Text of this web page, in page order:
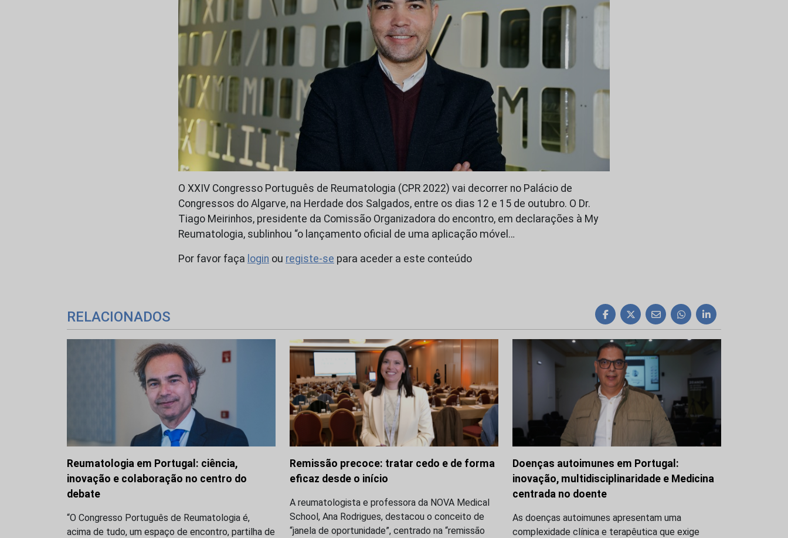
O XXIV Congresso Português de Reumatologia (CPR 2022) vai decorrer no Palácio de
Congressos do Algarve, na Herdade dos Salgados, entre os dias 12 e 15 de outubro. O Dr.
Tiago Meirinhos, presidente da Comissão Organizadora do encontro, em declarações à My
Reumatologia, sublinhou “o lançamento oficial de uma aplicação móvel…
Por favor faça login ou registe-se para aceder a este conteúdo
RELACIONADOS
Reumatologia em Portugal: ciência,
inovação e colaboração no centro do
debate
“O Congresso Português de Reumatologia é,
acima de tudo, um espaço de encontro, partilha de
Remissão precoce: tratar cedo e de forma
eficaz desde o início
A reumatologista e professora da NOVA Medical
School, Ana Rodrigues, destacou o conceito de
“janela de oportunidade”, centrado na “remissão
Doenças autoimunes em Portugal:
inovação, multidisciplinaridade e Medicina
centrada no doente
As doenças autoimunes apresentam uma
complexidade clínica e terapêutica que exige